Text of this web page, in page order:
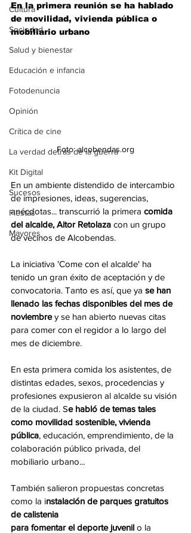
Cultura
Sociedad
Salud y bienestar
Educación e infancia
Fotodenuncia
Opinión
Crítica de cine
La verdad detrás de la guerra
Kit Digital
Sucesos
Fiestas
Mayores
En la primera reunión se ha hablado
de movilidad, vivienda pública o
mobiliario urbano
Foto: alcobendas.org
En un ambiente distendido de intercambio
de impresiones, ideas, sugerencias,
anécdotas... transcurrió la primera comida
del alcalde, Aitor Retolaza con un grupo
de vecinos de Alcobendas.
La iniciativa 'Come con el alcalde' ha
tenido un gran éxito de aceptación y de
convocatoria. Tanto es así, que ya se han
llenado las fechas disponibles del mes de
noviembre y se han abierto nuevas citas
para comer con el regidor a lo largo del
mes de diciembre.
En esta primera comida los asistentes, de
distintas edades, sexos, procedencias y
profesiones expusieron al alcalde su visión
de la ciudad. Se habló de temas tales
como movilidad sostenible, vivienda
pública, educación, emprendimiento, de la
colaboración público privada, del
mobiliario urbano...
También salieron propuestas concretas
como la instalación de parques gratuitos
de calistenia
para fomentar el deporte juvenil o la